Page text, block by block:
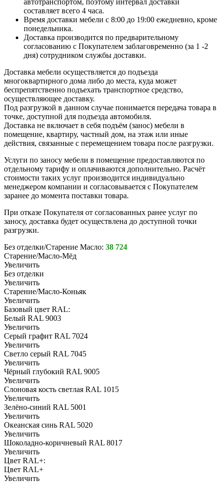
автотранспортом, поэтому интервал доставки
составляет всего 4 часа.
Время доставки мебели с 8:00 до 19:00 ежедневно, кроме
понедельника.
Доставка производится по предварительному
согласованию с Покупателем заблаговременно (за 1 -2
дня) сотрудником службы доставки.
Доставка мебели осуществляется до подъезда
многоквартирного дома либо до места, куда может
беспрепятственно подъехать транспортное средство,
осуществляющее доставку.
Под разгрузкой в данном случае понимается передача товара в
точке, доступной для подъезда автомобиля.
Доставка не включает в себя подъём (занос) мебели в
помещение, квартиру, частный дом, на этаж или иные
действия, связанные с перемещением товара после разгрузки.
Услуги по заносу мебели в помещение предоставляются по
отдельному тарифу и оплачиваются дополнительно. Расчёт
стоимости таких услуг производится индивидуально
менеджером компании и согласовывается с Покупателем
заранее до момента поставки товара.
При отказе Покупателя от согласованных ранее услуг по
заносу, доставка будет осуществлена до доступной точки
разгрузки.
Без отделки/Старение Масло: 38 724
Старение/Масло-Мёд
Увеличить
Без отделки
Увеличить
Старение/Масло-Коньяк
Увеличить
Базовый цвет RAL:
Белый RAL 9003
Увеличить
Серый графит RAL 7024
Увеличить
Светло серый RAL 7045
Увеличить
Чёрный глубокий RAL 9005
Увеличить
Слоновая кость светлая RAL 1015
Увеличить
Зелёно-синий RAL 5001
Увеличить
Океанская синь RAL 5020
Увеличить
Шоколадно-коричневый RAL 8017
Увеличить
Цвет RAL+:
Цвет RAL+
Увеличить